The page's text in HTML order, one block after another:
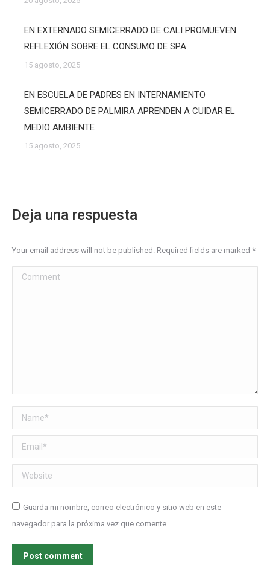
EN EXTERNADO SEMICERRADO DE CALI PROMUEVEN
REFLEXIÓN SOBRE EL CONSUMO DE SPA
15 agosto, 2025
EN ESCUELA DE PADRES EN INTERNAMIENTO
SEMICERRADO DE PALMIRA APRENDEN A CUIDAR EL
MEDIO AMBIENTE
15 agosto, 2025
Deja una respuesta
Your email address will not be published. Required fields are marked *
Comment
Name *
Email *
Website
Guarda mi nombre, correo electrónico y sitio web en este
navegador para la próxima vez que comente.
Post comment